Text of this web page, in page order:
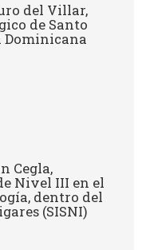
del Villar,
de Santo
Dominicana
Cegla,
Nivel III en el
dentro del
(SISNI)